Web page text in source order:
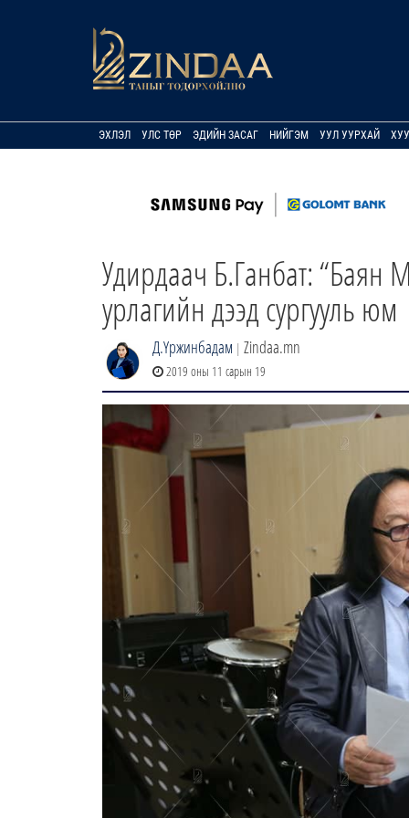
ЭХЛЭЛ УЛС ТӨР ЭДИЙН ЗАСАГ НИЙГЭМ УУЛ УУРХАЙ
Удирдаач Б.Ганбат: “Баян
урлагийн дээд сургууль юм
Д.Үржинбадам | Zindaa.mn
2019 оны 11 сарын 19